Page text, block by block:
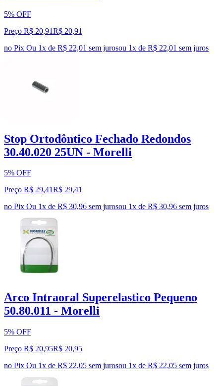
5% OFF
Preço R$ 20,91R$ 20,91
no Pix Ou 1x de R$ 22,01 sem jurosou 1x de R$ 22,01 sem juros
Stop Ortodôntico Fechado Redondos
30.40.020 25UN - Morelli
5% OFF
Preço R$ 29,41R$ 29,41
no Pix Ou 1x de R$ 30,96 sem jurosou 1x de R$ 30,96 sem juros
Arco Intraoral Superelastico Pequeno
50.80.011 - Morelli
5% OFF
Preço R$ 20,95R$ 20,95
no Pix Ou 1x de R$ 22,05 sem jurosou 1x de R$ 22,05 sem juros